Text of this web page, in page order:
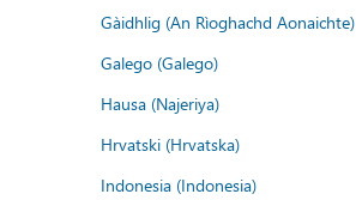
Gàidhlig (An Rìoghachd Aonaichte)
Galego (Galego)
Hausa (Najeriya)
Hrvatski (Hrvatska)
Indonesia (Indonesia)